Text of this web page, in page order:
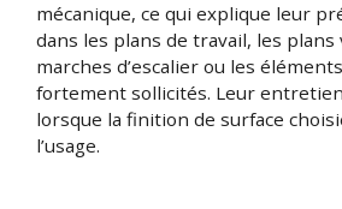
mécanique, ce qui explique leur
dans les plans de travail, les plans
marches d’escalier ou les
fortement sollicités. Leur
lorsque la finition de surface
l’usage.